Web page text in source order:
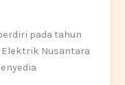
pada tahun
Elektrik Nusantara